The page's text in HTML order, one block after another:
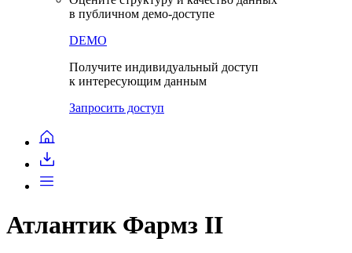
Документация
в публичном демо-доступе